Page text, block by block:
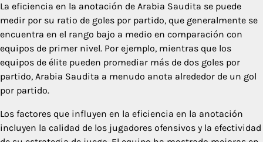
La eficiencia en la anotación de Arabia Saudita se puede
medir por su ratio de goles por partido, que generalmente se
encuentra en el rango bajo a medio en comparación con
equipos de primer nivel. Por ejemplo, mientras que los
equipos de élite pueden promediar más de dos goles por
partido, Arabia Saudita a menudo anota alrededor de un gol
por partido.
Los factores que influyen en la eficiencia en la anotación
incluyen la calidad de los jugadores ofensivos y la efectividad